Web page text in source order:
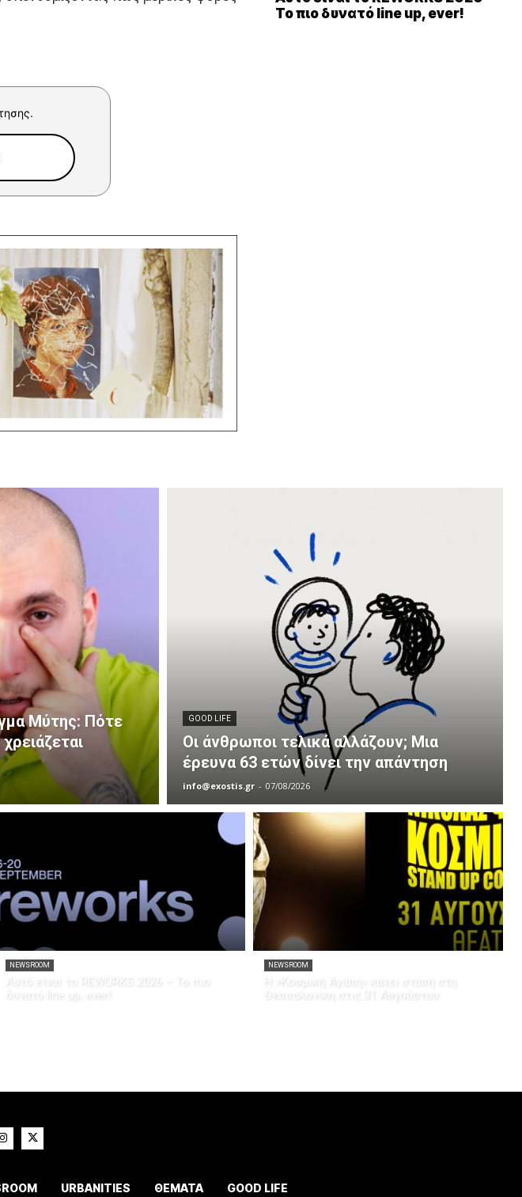
Το πιο δυνατό line up, ever!
Μύτης: Πότε
GOOD LIFE
Οι άνθρωποι τελικά αλλάζουν; Μια
έρευνα 63 ετών δίνει την απάντηση
info@exostis.gr - 07/08/2026
NEWSROOM
Αυτό είναι το REWORKS 2026 – Το πιο
δυνατό line up, ever!
NEWSROOM
Η «Κοσμική Αγάπη» κάνει στάση στη
Θεσσαλονίκη στις 31 Αυγούστου
URBANITIES ΘΕΜΑΤΑ GOOD LIFE